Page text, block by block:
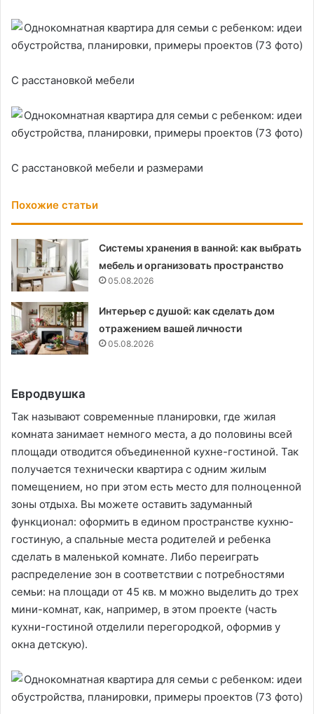
С расстановкой мебели
С расстановкой мебели и размерами
Похожие статьи
Системы хранения в ванной: как выбрать
мебель и организовать пространство
05.08.2026
Интерьер с душой: как сделать дом
отражением вашей личности
05.08.2026
Евродвушка
Так называют современные планировки, где жилая
комната занимает немного места, а до половины всей
площади отводится объединенной кухне-гостиной. Так
получается технически квартира с одним жилым
помещением, но при этом есть место для полноценной
зоны отдыха. Вы можете оставить задуманный
функционал: оформить в едином пространстве кухню-
гостиную, а спальные места родителей и ребенка
сделать в маленькой комнате. Либо переиграть
распределение зон в соответствии с потребностями
семьи: на площади от 45 кв. м можно выделить до трех
мини-комнат, как, например, в этом проекте (часть
кухни-гостиной отделили перегородкой, оформив у
окна детскую).